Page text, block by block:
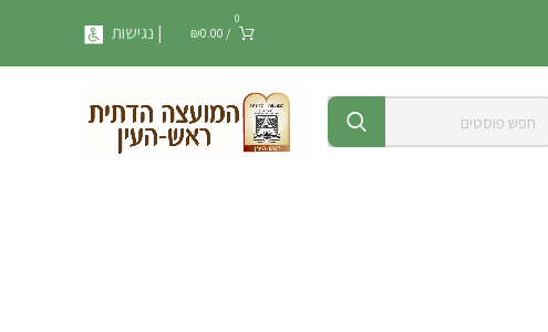
0
/
₪0.00 | נגישות